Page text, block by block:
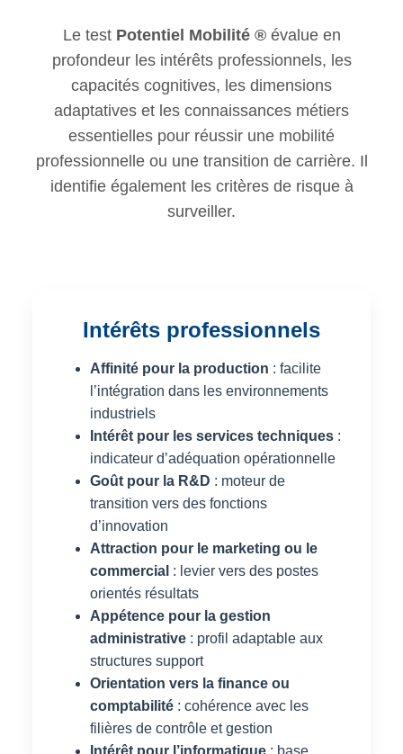
Le test Potentiel Mobilité ®évalue en
profondeur les intérêts professionnels, les
capacités cognitives, les dimensions
adaptatives et les connaissances métiers
essentielles pour réussir une mobilité
professionnelle ou une transition de carrière. Il
identifie également les critères de risque à
surveiller.
Intérêts professionnels
Affinité pour la production : facilite
l’intégration dans les environnements
industriels
Intérêt pour les services techniques :
indicateur d’adéquation opérationnelle
Goût pour la R&D : moteur de
transition vers des fonctions
d’innovation
Attraction pour le marketing ou le
commercial : levier vers des postes
orientés résultats
Appétence pour la gestion
administrative : profil adaptable aux
structures support
Orientation vers la finance ou
comptabilité : cohérence avec les
filières de contrôle et gestion
Intérêt pour l’informatique : base